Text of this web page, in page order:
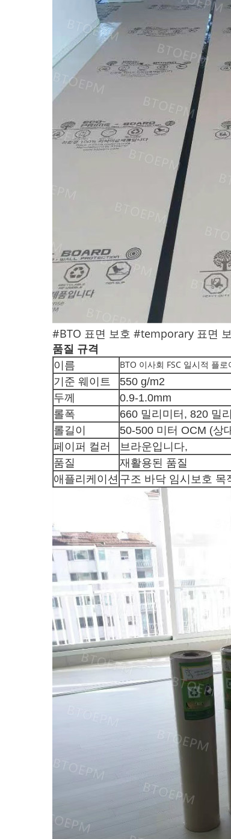
#BTO 표면 보호 #temporary 표면
품질 규격
이름
BTO 이사회 FSC 일시적 플
기준 웨이트
550 g/m2
두께
0.9-1.0mm
롤폭
660 밀리미터, 820 밀
롤길이
50-500 미터 OCM (상
페이퍼 컬러
브라운입니다,
품질
재활용된 품질
애플리케이션 구조 바닥 임시보호 목